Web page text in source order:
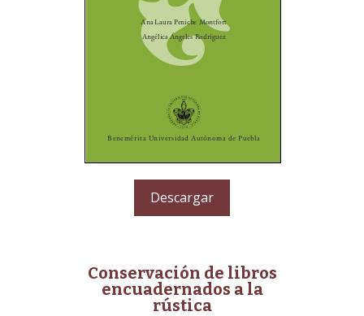
Descargar
Conservación de libros
encuadernados a la
rústica